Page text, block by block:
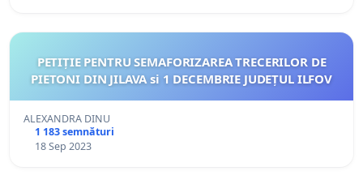
PETIȚIE PENTRU SEMAFORIZAREA TRECERILOR DE
PIETONI DIN JILAVA si 1 DECEMBRIE JUDEȚUL ILFOV
ALEXANDRA DINU
1 183 semnături
18 Sep 2023